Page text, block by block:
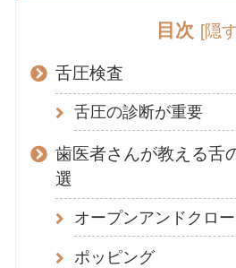
目次 [隠
舌圧検査
舌圧の診断が重要
歯医者さんが教える舌
選
オープンアンドクロ
ポッピング